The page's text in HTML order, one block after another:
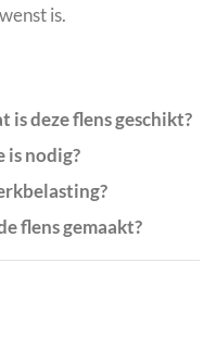
is.
is deze flens geschikt?
is nodig?
flens gemaakt?